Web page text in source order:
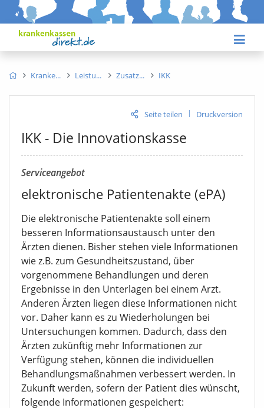
Kranke Leistu Zusatz IKK
Seite teilen | Druckversion
IKK - Die Innovationskasse
Serviceangebot
elektronische Patientenakte (ePA)
Die elektronische Patientenakte soll einem
besseren Informationsaustausch unter den
Ärzten dienen. Bisher stehen viele Informationen
wie z.B. zum Gesundheitszustand, über
vorgenommene Behandlungen und deren
Ergebnisse in den Unterlagen bei einem Arzt.
Anderen Ärzten liegen diese Informationen nicht
vor. Daher kann es zu Wiederholungen bei
Untersuchungen kommen. Dadurch, dass den
Ärzten zukünftig mehr Informationen zur
Verfügung stehen, können die individuellen
Behandlungsmaßnahmen verbessert werden. In
Zukunft werden, sofern der Patient dies wünscht,
folgende Informationen gespeichert: